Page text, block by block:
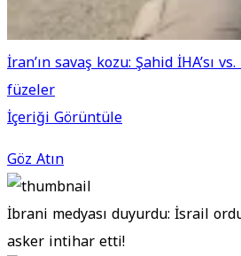
İran’ın savaş kozu: Şahid İHA’sı
füzeler
İçeriği Görüntüle
Göz Atın
İbrani medyası duyurdu: İsrail
asker intihar etti!